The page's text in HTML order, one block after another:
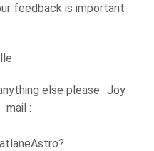
feedback is important
else please Joy
mail :